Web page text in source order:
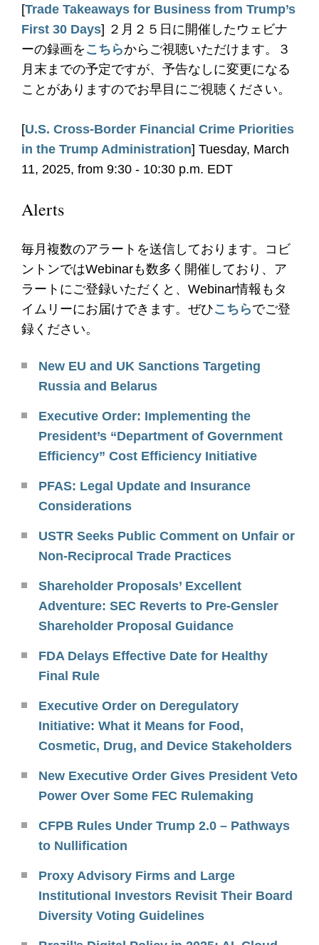
[Trade Takeaways for Business from Trump’s
First 30 Days] ２月２５日に開催したウェビナ
ーの録画を こちらからご視聴いただけます。３
月末までの予定ですが、予告なしに変更になる
ことがありますのでお早目にご視聴ください。
[U.S. Cross-Border Financial Crime Priorities
in the Trump Administration] Tuesday, March
11, 2025, from 9:30 - 10:30 p.m. EDT
Alerts
毎月複数のアラートを送信しております。コビ
ントンではWebinarも数多く開催しており、ア
ラートにご登録いただくと、Webinar情報もタ
イムリーにお届けできます。ぜひこちらでご登
録ください。
New EU and UK Sanctions Targeting
Russia and Belarus
Executive Order: Implementing the
President’s “Department of Government
Efficiency” Cost Efficiency Initiative
PFAS: Legal Update and Insurance
Considerations
USTR Seeks Public Comment on Unfair or
Non-Reciprocal Trade Practices
Shareholder Proposals’ Excellent
Adventure: SEC Reverts to Pre-Gensler
Shareholder Proposal Guidance
FDA Delays Effective Date for Healthy
Final Rule
Executive Order on Deregulatory
Initiative: What it Means for Food,
Cosmetic, Drug, and Device Stakeholders
New Executive Order Gives President Veto
Power Over Some FEC Rulemaking
CFPB Rules Under Trump 2.0 – Pathways
to Nullification
Proxy Advisory Firms and Large
Institutional Investors Revisit Their Board
Diversity Voting Guidelines